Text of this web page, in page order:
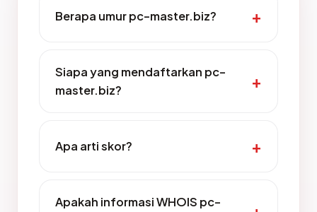
Berapa umur pc-master.biz?
Siapa yang mendaftarkan pc-
master.biz?
Apa arti skor?
Apakah informasi WHOIS pc-